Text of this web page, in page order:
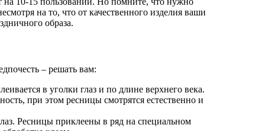
на то, что от качественного изделия ваши
образа.
– решать вам:
в уголки глаз и по длине верхнего века.
при этом ресницы смотрятся естественно и
Ресницы приклеены в ряд на специальном